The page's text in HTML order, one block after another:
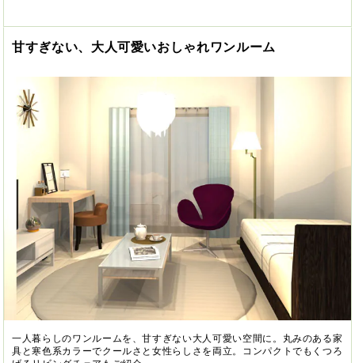
甘すぎない、大人可愛いおしゃれワンルーム
一人暮らしのワンルームを、甘すぎない大人可愛い空間に。丸みのある家
具と寒色系カラーでクールさと女性らしさを両立。コンパクトでもくつろ